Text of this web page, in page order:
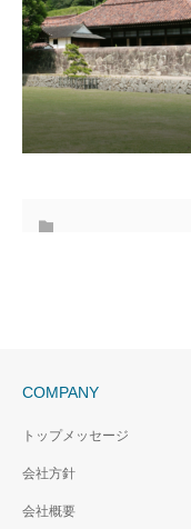
COMPANY
トップメッセージ
会社方針
会社概要